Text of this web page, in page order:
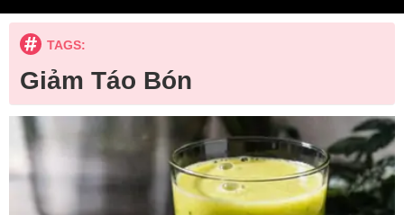
TAGS:
Giảm Táo Bón